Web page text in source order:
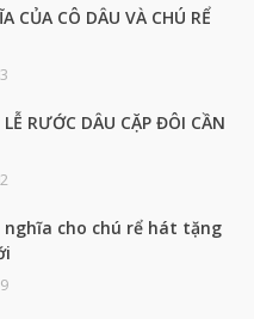
CỦA CÔ DÂU VÀ CHÚ RỂ
RƯỚC DÂU CẶP ĐÔI CẦN
cho chú rể hát tặng